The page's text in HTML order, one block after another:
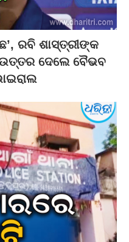
ରବି ଶାସ୍ତ୍ରୀଙ୍କ
ଦେଲେ ବୈଭବ